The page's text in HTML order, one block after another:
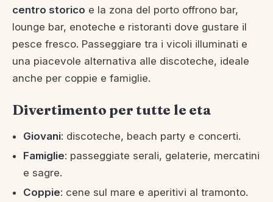
centro storico e la zona del porto offrono bar,
lounge bar, enoteche e ristoranti dove gustare il
pesce fresco. Passeggiare tra i vicoli illuminati e
una piacevole alternativa alle discoteche, ideale
anche per coppie e famiglie.
Divertimento per tutte le eta
Giovani: discoteche, beach party e concerti.
Famiglie: passeggiate serali, gelaterie, mercatini
e sagre.
Coppie: cene sul mare e aperitivi al tramonto.